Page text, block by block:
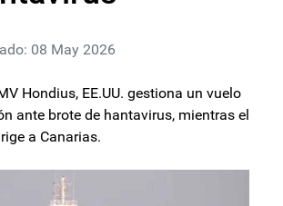
08 May 2026
Hondius, EE.UU. gestiona un vuelo
ante brote de hantavirus, mientras el
a Canarias.